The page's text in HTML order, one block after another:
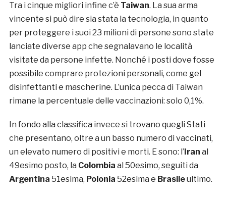
Tra i cinque migliori infine c’è Taiwan. La sua arma
vincente si può dire sia stata la tecnologia, in quanto
per proteggere i suoi 23 milioni di persone sono state
lanciate diverse app che segnalavano le località
visitate da persone infette. Nonché i posti dove fosse
possibile comprare protezioni personali, come gel
disinfettanti e mascherine. L’unica pecca di Taiwan
rimane la percentuale delle vaccinazioni: solo 0,1%.
In fondo alla classifica invece si trovano quegli Stati
che presentano, oltre a un basso numero di vaccinati,
un elevato numero di positivi e morti. E sono: l’ Iran al
49esimo posto, la Colombia al 50esimo, seguiti da
Argentina 51esima, Polonia 52esima e Brasileultimo.